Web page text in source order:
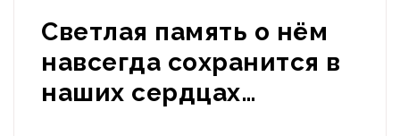
Светлая память о нём
навсегда сохранится в
наших сердцах…